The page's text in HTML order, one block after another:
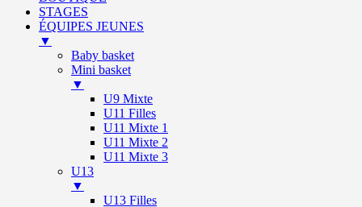
STAGES
ÉQUIPES JEUNES
▼
Baby basket
Mini basket
▼
U9 Mixte
U11 Filles
U11 Mixte 1
U11 Mixte 2
U11 Mixte 3
U13
▼
U13 Filles